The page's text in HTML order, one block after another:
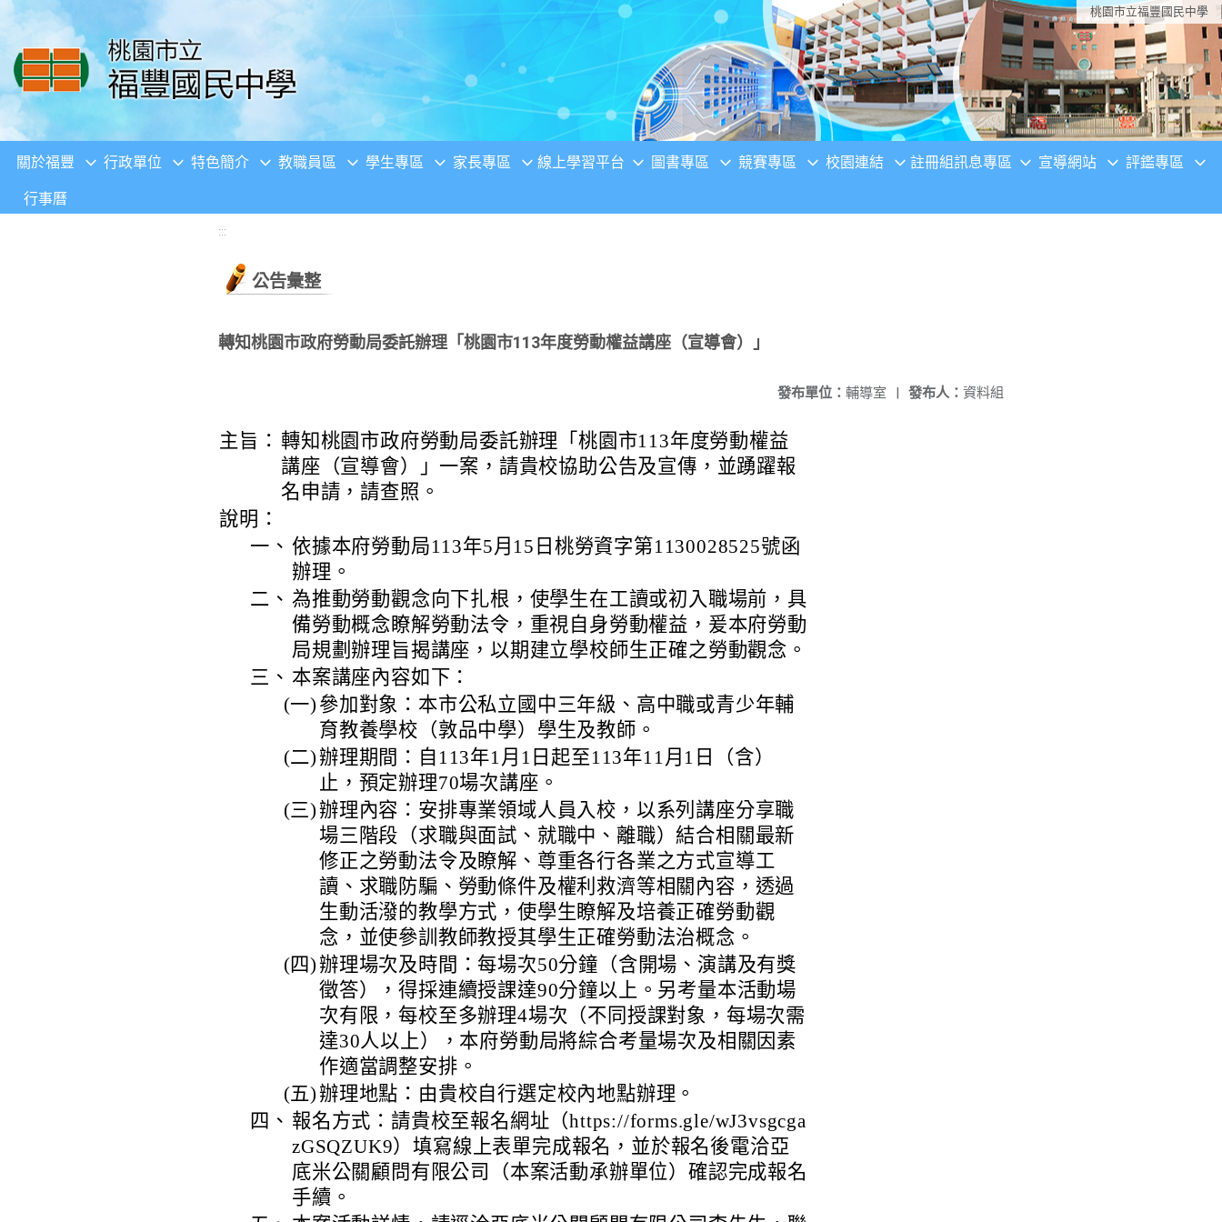
移至網頁之主要內容區位置 桃園市立福豐國民中學
關於福豐 行政單位 特色簡介 教職員區 學生專區 家長專區 線上學習平台 圖書專區 競賽專區 校園連結 註冊組訊息專區 宣導網站 評鑑專區
行事曆
:::
公告彙整
轉知桃園市政府勞動局委託辦理「桃園市113年度勞動權益講座（宣導會）」
發布人： 資料組
發布單位： 輔導室 |
主旨： 轉知桃園市政府勞動局委託辦理「桃園市113年度勞動權益
講座（宣導會）」一案，請貴校協助公告及宣傳，並踴躍報
名申請，請查照。
說明：
一、 依據本府勞動局113年5月15日桃勞資字第1130028525號函
辦理。
二、 為推動勞動觀念向下扎根，使學生在工讀或初入職場前，具
備勞動概念瞭解勞動法令，重視自身勞動權益，爰本府勞動
局規劃辦理旨揭講座，以期建立學校師生正確之勞動觀念。
三、 本案講座內容如下：
(一) 參加對象：本市公私立國中三年級、高中職或青少年輔
育教養學校（敦品中學）學生及教師。
(二)辦理期間：自113年1月1日起至113年11月1日（含）
止，預定辦理70場次講座。
(三)辦理內容：安排專業領域人員入校，以系列講座分享職
場三階段（求職與面試、就職中、離職）結合相關最新
修正之勞動法令及瞭解、尊重各行各業之方式宣導工
讀、求職防騙、勞動條件及權利救濟等相關內容，透過
生動活潑的教學方式，使學生瞭解及培養正確勞動觀
念，並使參訓教師教授其學生正確勞動法治概念。
(四)辦理場次及時間：每場次50分鐘（含開場、演講及有獎
徵答），得採連續授課達90分鐘以上。另考量本活動場
次有限，每校至多辦理4場次（不同授課對象，每場次需
達30人以上），本府勞動局將綜合考量場次及相關因素
作適當調整安排。
(五)辦理地點：由貴校自行選定校內地點辦理。
四、 報名方式：請貴校至報名網址（https://forms.gle/wJ3vsgcga
zGSQZUK9）填寫線上表單完成報名，並於報名後電洽亞
底米公關顧問有限公司（本案活動承辦單位）確認完成報名
手續。